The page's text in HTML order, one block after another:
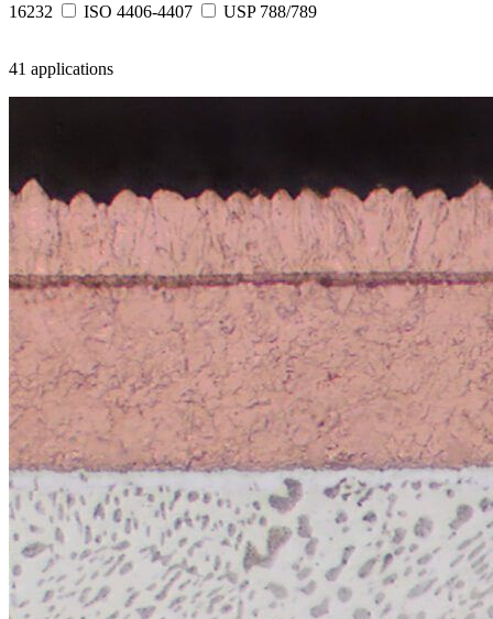
16232
ISO 4406-4407 USP 788/789
41 applications